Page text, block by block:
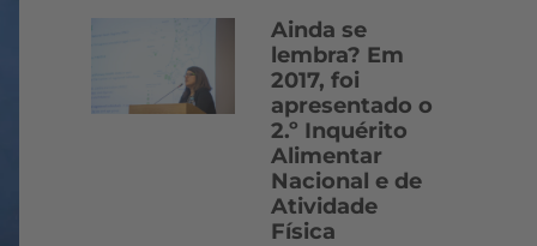
Ainda se
lembra? Em
2017, foi
apresentado o
2.º Inquérito
Alimentar
Nacional e de
Atividade
Física